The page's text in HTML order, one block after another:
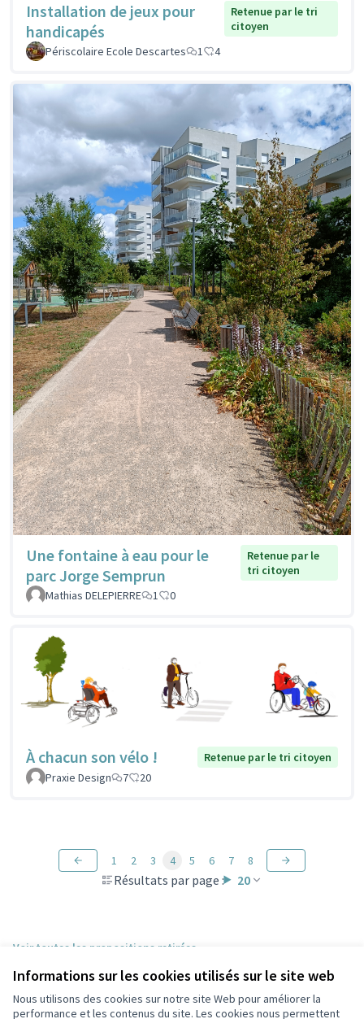
Informations sur les cookies utilisés sur le site web
Nous utilisons des cookies sur notre site Web pour améliorer la
performance et les contenus du site. Les cookies nous permettent
Installation de jeux pour
handicapés
Retenue par le tri
citoyen
Périscolaire Ecole Descartes
1 4
Une fontaine à eau pour le
parc Jorge Semprun
Retenue par le
tri citoyen
Mathias DELEPIERRE
1 0
À chacun son vélo !
Retenue par le tri citoyen
Praxie Design
7 20
Résultats par page : 20
1 2 3 4 5 6 7 8
Voir toutes les propositions retirées
Conditions d'utilisation